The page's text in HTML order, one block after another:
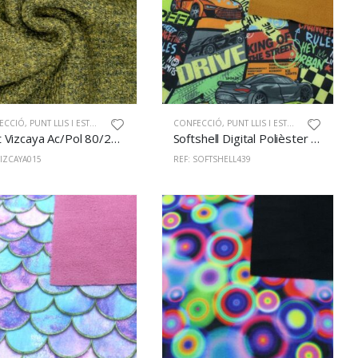
, PUNT LLIS I ESTAMPAT
Punt Vizcaya Ac/Pol 80/20% 150cm Oliva
CONFECCIÓ, PUNT LLIS I ESTAMPAT
Softshell Digital Polièster 100% 145cm 439
REF: SOFTSHELL439